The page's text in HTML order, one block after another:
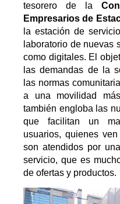
tesorero de la
Empresarios de
la estación de
laboratorio de nuevas
como digitales. El
las demandas de la
las normas
a una movilidad
también engloba las
que facilitan un
usuarios, quienes
son atendidos por
servicio, que es
de ofertas y productos.